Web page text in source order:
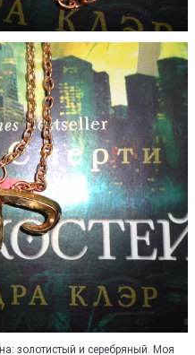
золотистый и серебряный. Моя